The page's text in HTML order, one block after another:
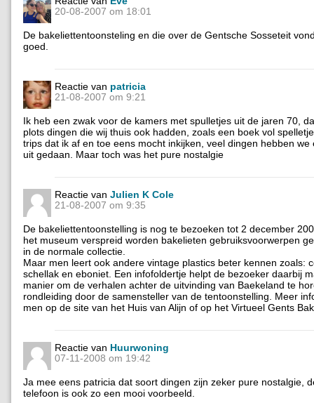
20-08-2007 om 18:01
De bakeliettentoonsteling en die over de Gentsche Sosseteit
goed.
Reactie van patricia
21-08-2007 om 9:21
Ik heb een zwak voor de kamers met spulletjes uit de jaren 70,
plots dingen die wij thuis ook hadden, zoals een boek vol
trips dat ik af en toe eens mocht inkijken, veel dingen hebben we
uit gedaan. Maar toch was het pure nostalgie
Reactie van Julien K Cole
21-08-2007 om 9:35
De bakeliettentoonstelling is nog te bezoeken tot 2 december
het museum verspreid worden bakelieten gebruiksvoorwerpen
in de normale collectie.
Maar men leert ook andere vintage plastics beter kennen zoals:
schellak en eboniet. Een infofoldertje helpt de bezoeker daarbij
manier om de verhalen achter de uitvinding van Baekeland te
rondleiding door de samensteller van de tentoonstelling. Meer
men op de site van het Huis van Alijn of op het Virtueel Gents
Reactie van Huurwoning
07-11-2008 om 19:42
Ja mee eens patricia dat soort dingen zijn zeker pure nostalgie,
telefoon is ook zo een mooi voorbeeld.